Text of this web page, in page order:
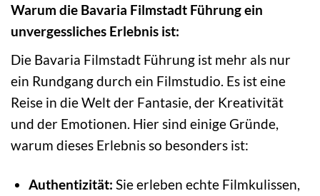
Warum die Bavaria Filmstadt Führung ein
unvergessliches Erlebnis ist:
Die Bavaria Filmstadt Führung ist mehr als nur
ein Rundgang durch ein Filmstudio. Es ist eine
Reise in die Welt der Fantasie, der Kreativität
und der Emotionen. Hier sind einige Gründe,
warum dieses Erlebnis so besonders ist:
Authentizität: Sie erleben echte Filmkulissen,